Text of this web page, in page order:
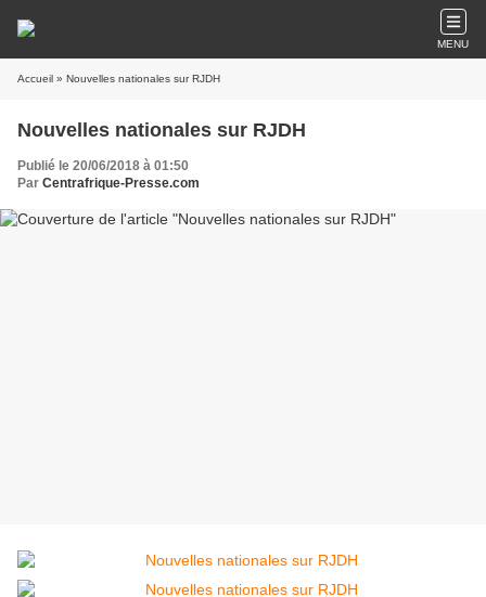
MENU
Accueil » Nouvelles nationales sur RJDH
Nouvelles nationales sur RJDH
Publié le 20/06/2018 à 01:50
Par Centrafrique-Presse.com